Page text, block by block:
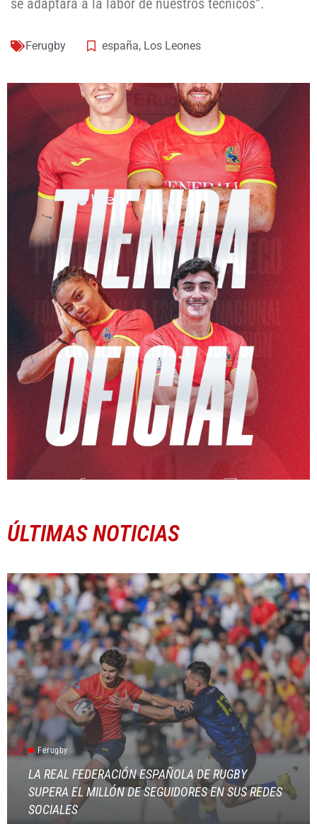
Ferugby españa, Los Leones
ÚLTIMAS NOTICIAS
Ferugby
LA REAL FEDERACIÓN ESPAÑOLA DE RUGBY
SUPERA EL MILLÓN DE SEGUIDORES EN SUS REDES
SOCIALES